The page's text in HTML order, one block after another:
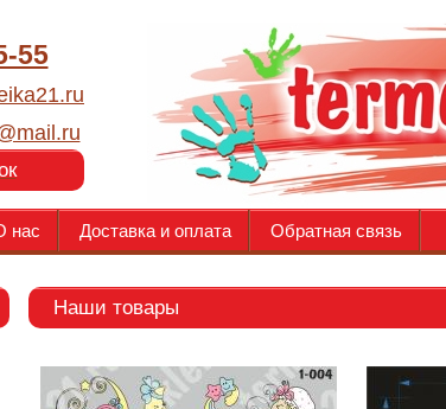
55
нас Доставка и оплата Обратная связь
Наши товары